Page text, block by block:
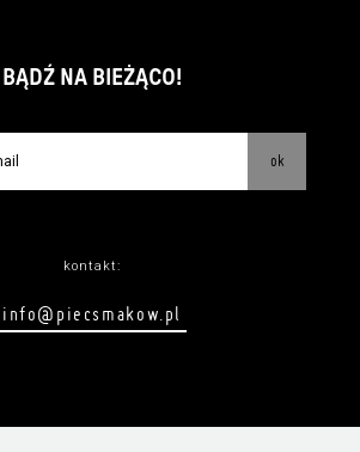
BĄDŹ NA BIEŻĄCO!
ok
kontakt:
info@piecsmakow.pl